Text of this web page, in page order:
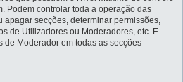
Podem controlar toda a operação das
apagar secções, determinar permissões,
de Utilizadores ou Moderadores, etc. E
de Moderador em todas as secções